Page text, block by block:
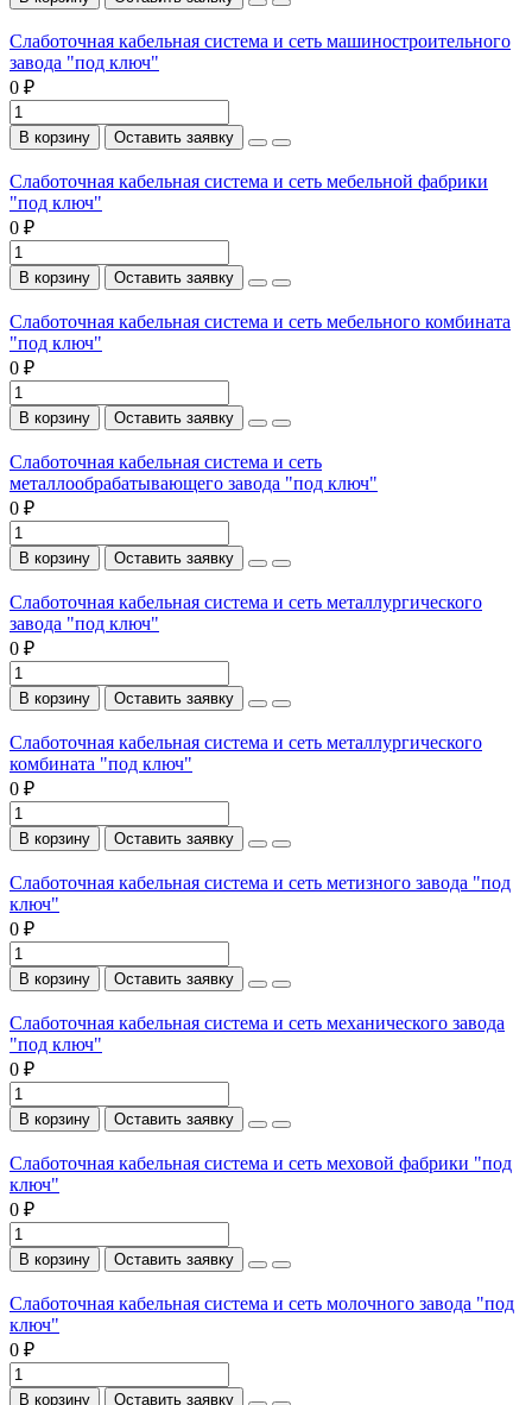
Слаботочная кабельная система и сеть машиностроительного
завода "под ключ"
0 ₽
В корзину Оставить заявку
Слаботочная кабельная система и сеть мебельной фабрики
"под ключ"
0 ₽
В корзину Оставить заявку
Слаботочная кабельная система и сеть мебельного комбината
"под ключ"
0 ₽
В корзину Оставить заявку
Слаботочная кабельная система и сеть
металлообрабатывающего завода "под ключ"
0 ₽
В корзину Оставить заявку
Слаботочная кабельная система и сеть металлургического
завода "под ключ"
0 ₽
В корзину Оставить заявку
Слаботочная кабельная система и сеть металлургического
комбината "под ключ"
0 ₽
В корзину Оставить заявку
Слаботочная кабельная система и сеть метизного завода "под
ключ"
0 ₽
В корзину Оставить заявку
Слаботочная кабельная система и сеть механического завода
"под ключ"
0 ₽
В корзину Оставить заявку
Слаботочная кабельная система и сеть меховой фабрики "под
ключ"
0 ₽
В корзину Оставить заявку
Слаботочная кабельная система и сеть молочного завода "под
ключ"
0 ₽
В корзину Оставить заявку